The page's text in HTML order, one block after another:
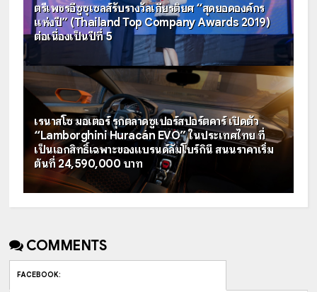
ตรีเพชรอีซูซุเซลส์รับรางวัลเกียรติยศ “สุดยอดองค์กร
แห่งปี” (Thailand Top Company Awards 2019)
ต่อเนื่องเป็นปีที่ 5
เรนาสโซ มอเตอร์ รุกตลาดซูเปอร์สปอร์ตคาร์ เปิดตัว
“Lamborghini Huracán EVO” ในประเทศไทย ที่
เป็นเอกสิทธิ์เฉพาะของแบรนด์ลัมโบร์กินี สนนราคาเริ่ม
ต้นที่ 24,590,000 บาท
COMMENTS
FACEBOOK: